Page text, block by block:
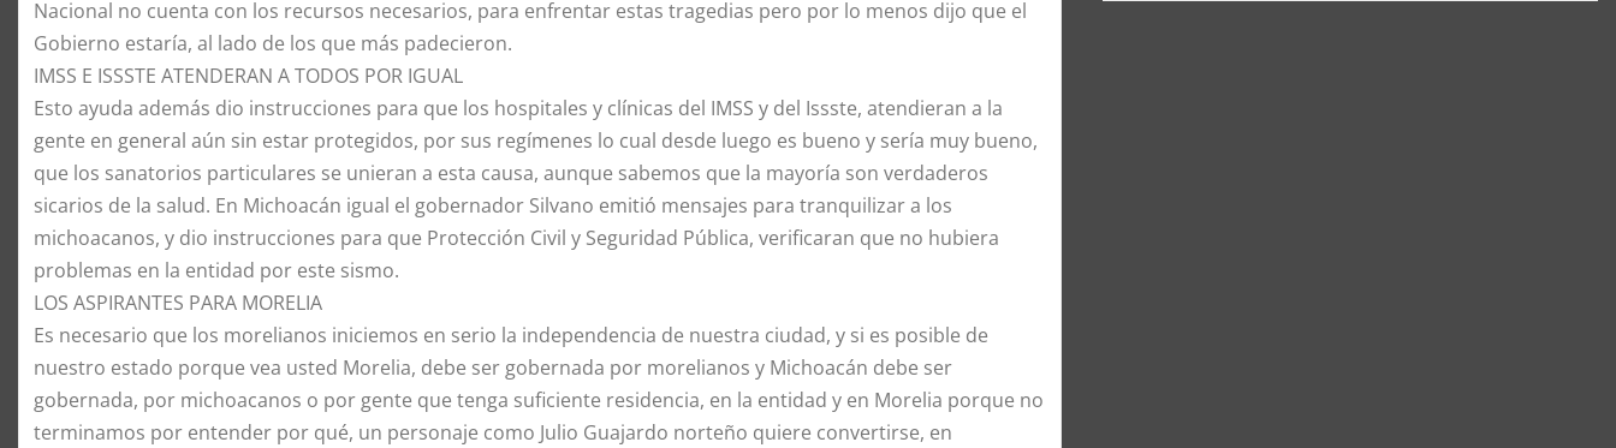
Nacional no cuenta con los recursos necesarios, para enfrentar estas tragedias pero por lo menos dijo que el
Gobierno estaría, al lado de los que más padecieron.
IMSS E ISSSTE ATENDERAN A TODOS POR IGUAL
Esto ayuda además dio instrucciones para que los hospitales y clínicas del IMSS y del Issste, atendieran a la
gente en general aún sin estar protegidos, por sus regímenes lo cual desde luego es bueno y sería muy bueno,
que los sanatorios particulares se unieran a esta causa, aunque sabemos que la mayoría son verdaderos
sicarios de la salud. En Michoacán igual el gobernador Silvano emitió mensajes para tranquilizar a los
michoacanos, y dio instrucciones para que Protección Civil y Seguridad Pública, verificaran que no hubiera
problemas en la entidad por este sismo.
LOS ASPIRANTES PARA MORELIA
Es necesario que los morelianos iniciemos en serio la independencia de nuestra ciudad, y si es posible de
nuestro estado porque vea usted Morelia, debe ser gobernada por morelianos y Michoacán debe ser
gobernada, por michoacanos o por gente que tenga suficiente residencia, en la entidad y en Morelia porque no
terminamos por entender por qué, un personaje como Julio Guajardo norteño quiere convertirse, en